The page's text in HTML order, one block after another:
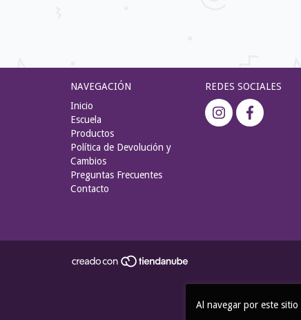
Al navegar por este sitio
NAVEGACIÓN
Inicio
Escuela
Productos
Política de Devolución y
Cambios
Preguntas Frecuentes
Contacto
REDES SOCIALES